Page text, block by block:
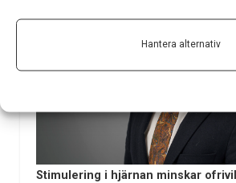
Hantera alternativ
Stimulering i hjärnan minskar